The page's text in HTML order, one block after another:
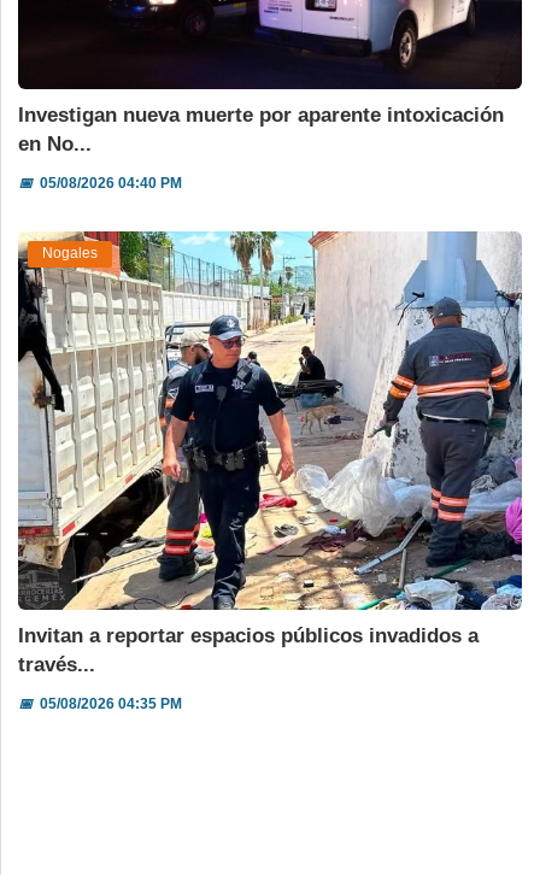
Investigan nueva muerte por aparente intoxicación
en No...
📅05/08/2026 04:40 PM
Nogales
Invitan a reportar espacios públicos invadidos a
través...
📅05/08/2026 04:35 PM